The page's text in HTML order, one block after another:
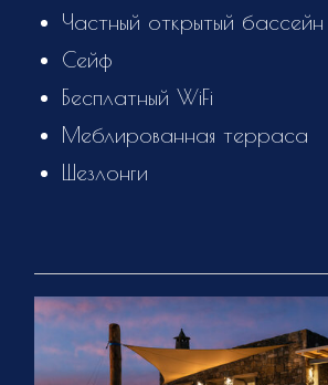
Частный открытый бассейн
Сейф
Бесплатный WiFi
Меблированная терраса
Шезлонги